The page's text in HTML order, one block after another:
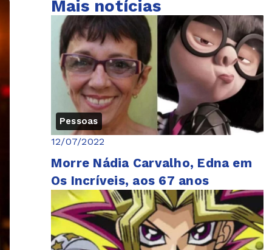
Mais notícias
Pessoas
12/07/2022
Morre Nádia Carvalho, Edna em
Os Incríveis, aos 67 anos